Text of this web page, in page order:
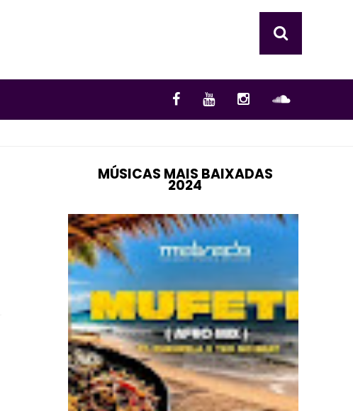
MÚSICAS MAIS BAIXADAS
2024